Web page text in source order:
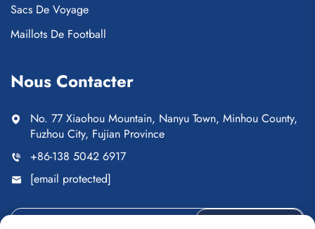
Sacs De Voyage
Maillots De Football
Nous Contacter
No. 77 Xiaohou Mountain, Nanyu Town, Minhou County,
Fuzhou City, Fujian Province
+86-138 5042 6917
[email protected]